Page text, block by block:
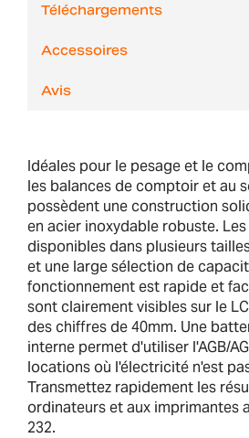
Téléchargements
Accessoires
Avis
Idéales pour le pesage et le
les balances de comptoir et au
possèdent une construction
en acier inoxydable robuste.
disponibles dans plusieurs
et une large sélection de
fonctionnement est rapide et
sont clairement visibles sur le
des chiffres de 40mm. Une
interne permet d'utiliser l'AGB/
locations où l'électricité n'est
Transmettez rapidement les
ordinateurs et aux imprimantes
232.